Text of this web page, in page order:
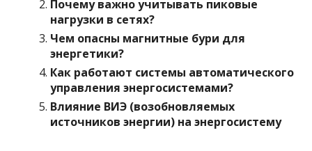
Почему важно учитывать пиковые
нагрузки в сетях?
Чем опасны магнитные бури для
энергетики?
Как работают системы автоматического
управления энергосистемами?
Влияние ВИЭ (возобновляемых
источников энергии) на энергосистему